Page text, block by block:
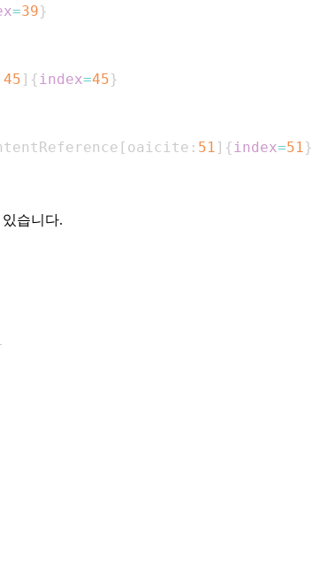
=39}
45 ] {index=45}
[ oaicite: 51 ] {index=51}
습니다.